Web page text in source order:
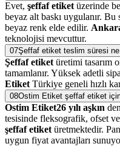
Evet, şeffaf etiket üzerinde
beyaz alt baskı uygulanır.
beyaz renk elde edilir.
teknolojisi mevcuttur.
07Şeffaf etiket teslim süresi ne
Şeffaf etiket üretimi tasarım
tamamlanır. Yüksek adetli
Etiket Türkiye geneli hızlı
08Ostim Etiket şeffaf etiket
Ostim Etiket26 yılı aşkın
tesisinde fleksografik, ofset
şeffaf etiket üretmektedir.
uygun fiyat avantajları